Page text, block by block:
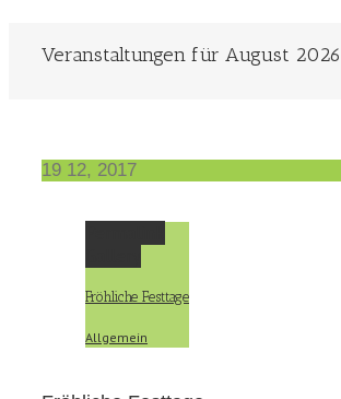
Veranstaltungen für August 2026
19 12, 2017
Fröhliche Festtage
Allgemein